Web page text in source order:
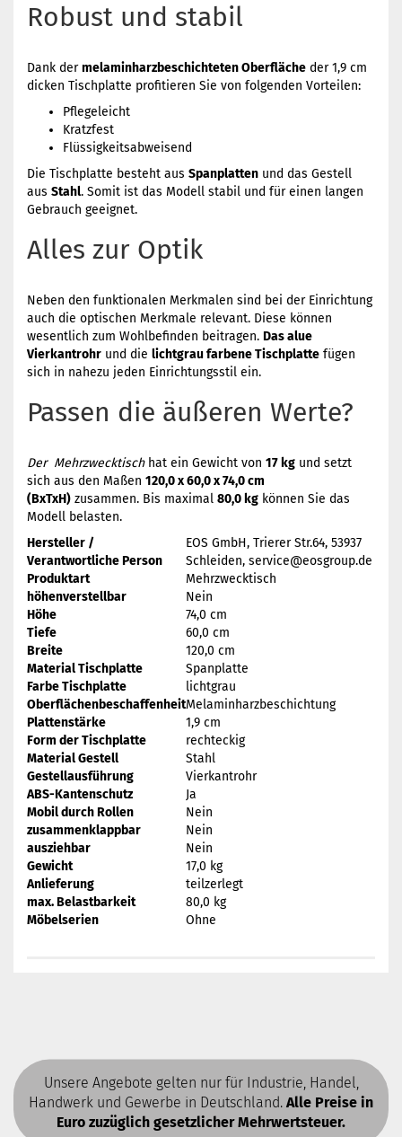
Robust und stabil
Dank dermelaminharzbeschichteten Oberfläche der 1,9 cm
dicken Tischplatte profitieren Sie von folgenden Vorteilen:
Pflegeleicht
Kratzfest
Flüssigkeitsabweisend
Die Tischplatte besteht aus Spanplatten und das Gestell
aus Stahl. Somit ist das Modell stabil und für einen langen
Gebrauch geeignet.
Alles zur Optik
Neben den funktionalen Merkmalen sind bei der Einrichtung
auch die optischen Merkmale relevant. Diese können
wesentlich zum Wohlbefinden beitragen. Das alue
Vierkantrohr und die lichtgrau farbene Tischplatte fügen
sich in nahezu jeden Einrichtungsstil ein.
Passen die äußeren Werte?
Der Mehrzwecktischhat ein Gewicht von 17 kg und setzt
sich aus den Maßen 120,0 x 60,0 x 74,0 cm
(BxTxH) zusammen. Bis maximal 80,0 kg können Sie das
Modell belasten.
Hersteller /
Verantwortliche Person
EOS GmbH, Trierer Str.64, 53937
Schleiden, service@eosgroup.de
Produktart
Mehrzwecktisch
höhenverstellbar
Nein
Höhe
74,0 cm
Tiefe
60,0 cm
Breite
120,0 cm
Material Tischplatte
Spanplatte
Farbe Tischplatte
lichtgrau
OberflächenbeschaffenheitMelaminharzbeschichtung
Plattenstärke
1,9 cm
Form der Tischplatte
rechteckig
Material Gestell
Stahl
Gestellausführung
Vierkantrohr
ABS-Kantenschutz
Ja
Mobil durch Rollen
Nein
zusammenklappbar
Nein
ausziehbar
Nein
Gewicht
17,0 kg
Anlieferung
teilzerlegt
max. Belastbarkeit
80,0 kg
Möbelserien
Ohne
Unsere Angebote gelten nur für Industrie, Handel,
Handwerk und Gewerbe in Deutschland. Alle Preise in
Euro zuzüglich gesetzlicher Mehrwertsteuer.